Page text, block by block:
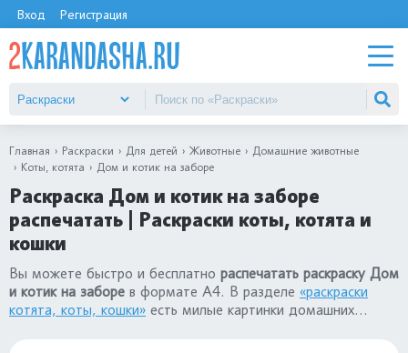
Вход Регистрация
Главная Раскраски Для детей Животные
Домашние животные
Коты, котята
Дом и котик на заборе
Раскраска Дом и котик на заборе
распечатать | Раскраски коты, котята и
кошки
Вы можете быстро и бесплатно распечатать раскраску Дом
и котик на заборе в формате А4. В разделе «раскраски
котята, коты, кошки» есть милые картинки домашних